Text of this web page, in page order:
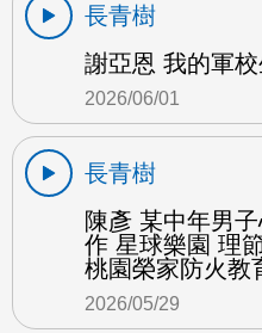
長青樹
謝亞恩 我的軍
2026/06/01
長青樹
陳彥 某中年男
作 星球樂園 理
桃園榮家防火教
2026/05/29